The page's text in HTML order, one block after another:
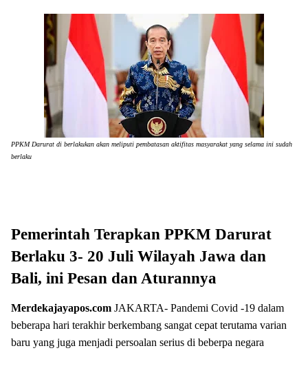
PPKM Darurat di berlakukan akan meliputi pembatasan aktifitas masyarakat yang selama ini sudah
berlaku
Pemerintah Terapkan PPKM Darurat
Berlaku 3- 20 Juli Wilayah Jawa dan
Bali, ini Pesan dan Aturannya
Merdekajayapos.com JAKARTA- Pandemi Covid -19 dalam
beberapa hari terakhir berkembang sangat cepat terutama varian
baru yang juga menjadi persoalan serius di beberpa negara